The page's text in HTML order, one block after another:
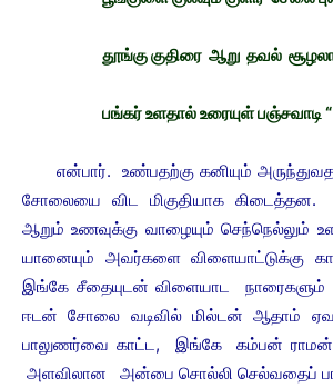
தூங்கு குதிரை ஆறு தவல்
பங்கர் உளதால் உரையுள் பஞ்சவாடி “
என்பார். உண்பதற்கு கனியும்
சோலையை விட மிகுதியாக கிடைத்தன.
ஆறும் உணவுக்கு வாழையும் செந்நெல்லும்
யானையும் அவர்களை விளையாட்டுக்கு
இங்கே சீதையுடன் விளையாட
ஈடன் சோலை வடிவில் மில்டன் ஆதாம்
பாலுணர்வை காட்ட, இங்கே கம்பன்
அளவிலான அன்பை சொல்லி செல்வதைப்